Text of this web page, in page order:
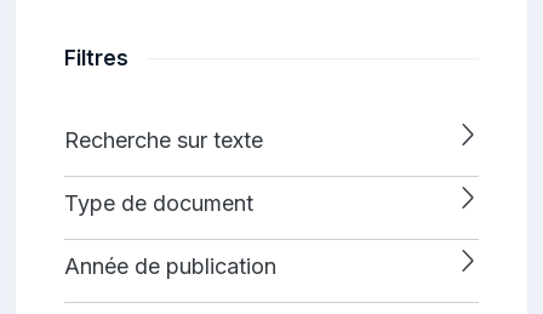
Filtres
Recherche sur texte
Type de document
Année de publication